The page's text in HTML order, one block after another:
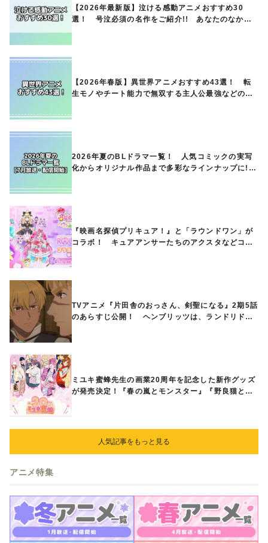
【2026年最新版】泣ける感動アニメおすすめ30
選！ 号泣必須の名作をご紹介!! あなたのなかの
【2026年春版】異世界アニメおすすめ43選！ 転
生モノやチート能力で無双する主人公最強などの人
2026年夏のBLドラマ一覧！ 人気コミックの実写
化からオリジナル作品まで多彩なラインナップに!!
『映画名探偵プリキュア！』と「ラウンドワン」が
コラボ！ キュアアンサーたちのアクスタなどコラ
TVアニメ『片田舎のおっさん、剣聖になる』2期5話
のあらすじ公開！ ヘンブリッツは、ランドリドに
ミユキ蜜蜂先生の画業20周年を記念した新作グッズ
が発売決定！『春の嵐とモンスター』『野良猫と
人気記事をもっと見る
アニメ特集